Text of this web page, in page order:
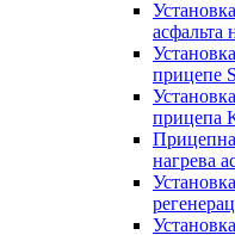
асфальта
прицепе
прицепа
нагрева